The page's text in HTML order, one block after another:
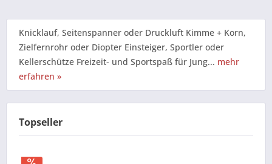
Knicklauf, Seitenspanner oder Druckluft Kimme + Korn,
Zielfernrohr oder Diopter Einsteiger, Sportler oder
Kellerschütze Freizeit- und Sportspaß für Jung... mehr
erfahren »
Topseller